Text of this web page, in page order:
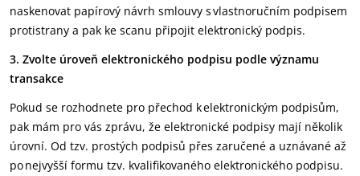
naskenovat papírový návrh smlouvy s vlastnoručním podpisem
protistrany a pak ke scanu připojit elektronický podpis.
3. Zvolte úroveň elektronického podpisu podle významu
transakce
Pokud se rozhodnete pro přechod k elektronickým podpisům,
pak mám pro vás zprávu, že elektronické podpisy mají několik
úrovní. Od tzv. prostých podpisů přes zaručené a uznávané až
po nejvyšší formu tzv. kvalifikovaného elektronického podpisu.